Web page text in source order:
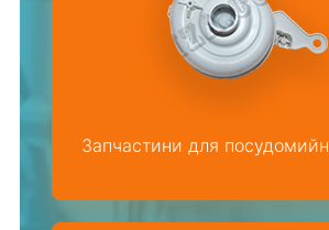
Запчастини для